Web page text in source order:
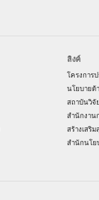
ลิงค์
โครงการ
นโยบายด้
สถาบันวิจั
สำนักงาน
สร้างเสริ
สำนักนโย